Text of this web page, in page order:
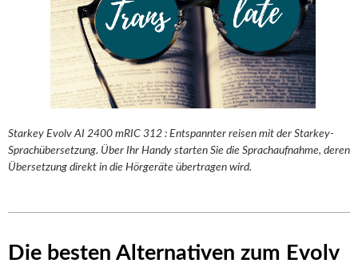
Starkey Evolv AI 2400 mRIC 312 : Entspannter reisen mit der Starkey-
Sprachübersetzung. Über Ihr Handy starten Sie die Sprachaufnahme, deren
Übersetzung direkt in die Hörgeräte übertragen wird.
Die besten Alternativen zum Evolv